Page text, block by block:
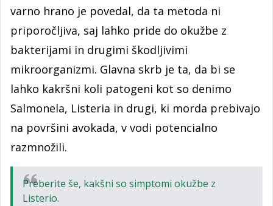
varno hrano je povedal, da ta metoda ni
priporočljiva, saj lahko pride do okužbe z
bakterijami in drugimi škodljivimi
mikroorganizmi. Glavna skrb je ta, da bi se
lahko kakršni koli patogeni kot so denimo
Salmonela, Listeria in drugi, ki morda prebivajo
na površini avokada, v vodi potencialno
razmnožili.
Preberite še, kakšni so simptomi okužbe z
Listerio.